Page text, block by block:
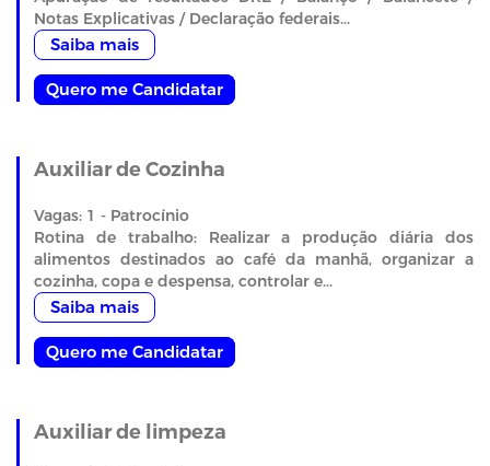
Notas Explicativas / Declaração federais...
Saiba mais
Quero me Candidatar
Auxiliar de Cozinha
Vagas: 1 - Patrocínio
Rotina de trabalho: Realizar a produção diária dos
alimentos destinados ao café da manhã, organizar a
cozinha, copa e despensa, controlar e...
Saiba mais
Quero me Candidatar
Auxiliar de limpeza